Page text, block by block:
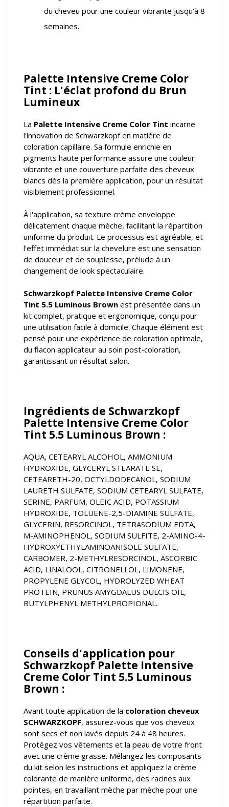
du cheveu pour une couleur vibrante jusqu'à 8
semaines.
Palette Intensive Creme Color
Tint : L'éclat profond du Brun
Lumineux
La Palette Intensive Creme Color Tint incarne
l'innovation de Schwarzkopf en matière de
coloration capillaire. Sa formule enrichie en
pigments haute performance assure une couleur
vibrante et une couverture parfaite des cheveux
blancs dès la première application, pour un résultat
visiblement professionnel.
À l'application, sa texture crème enveloppe
délicatement chaque mèche, facilitant la répartition
uniforme du produit. Le processus est agréable, et
l'effet immédiat sur la chevelure est une sensation
de douceur et de souplesse, prélude à un
changement de look spectaculaire.
Schwarzkopf Palette Intensive Creme Color
Tint 5.5 Luminous Brown est présentée dans un
kit complet, pratique et ergonomique, conçu pour
une utilisation facile à domicile. Chaque élément est
pensé pour une expérience de coloration optimale,
du flacon applicateur au soin post-coloration,
garantissant un résultat salon.
Ingrédients de Schwarzkopf
Palette Intensive Creme Color
Tint 5.5 Luminous Brown :
AQUA, CETEARYL ALCOHOL, AMMONIUM
HYDROXIDE, GLYCERYL STEARATE SE,
CETEARETH-20, OCTYLDODECANOL, SODIUM
LAURETH SULFATE, SODIUM CETEARYL SULFATE,
SERINE, PARFUM, OLEIC ACID, POTASSIUM
HYDROXIDE, TOLUENE-2,5-DIAMINE SULFATE,
GLYCERIN, RESORCINOL, TETRASODIUM EDTA,
M-AMINOPHENOL, SODIUM SULFITE, 2-AMINO-4-
HYDROXYETHYLAMINOANISOLE SULFATE,
CARBOMER, 2-METHYLRESORCINOL, ASCORBIC
ACID, LINALOOL, CITRONELLOL, LIMONENE,
PROPYLENE GLYCOL, HYDROLYZED WHEAT
PROTEIN, PRUNUS AMYGDALUS DULCIS OIL,
BUTYLPHENYL METHYLPROPIONAL.
Conseils d'application pour
Schwarzkopf Palette Intensive
Creme Color Tint 5.5 Luminous
Brown :
Avant toute application de la coloration cheveux
SCHWARZKOPF, assurez-vous que vos cheveux
sont secs et non lavés depuis 24 à 48 heures.
Protégez vos vêtements et la peau de votre front
avec une crème grasse. Mélangez les composants
du kit selon les instructions et appliquez la crème
colorante de manière uniforme, des racines aux
pointes, en travaillant mèche par mèche pour une
répartition parfaite.